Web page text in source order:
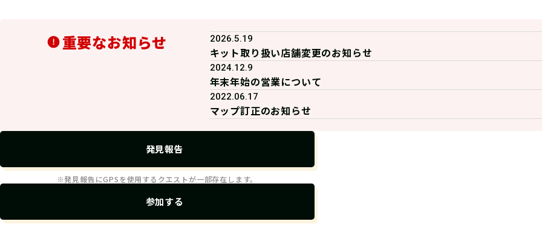
重要なお知らせ 2026.5.19
キット取り扱い店舗変更のお知らせ
2024.12.9
年末年始の営業について
2022.06.17
マップ訂正のお知らせ
発見報告
※発見報告にGPSを使用するクエストが一部存在します。
参加する